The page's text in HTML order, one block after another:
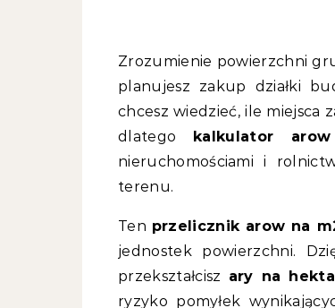
Zrozumienie powierzchni gruntu to podstawa w wielu dziedzinach. Niezależnie od tego, czy
planujesz zakup działki
chcesz wiedzieć, ile miejsca
dlatego kalkulator
nieruchomościami i
terenu.
Ten przelicznik arow na
jednostek powierzchni.
przekształcisz ary na
ryzyko pomyłek